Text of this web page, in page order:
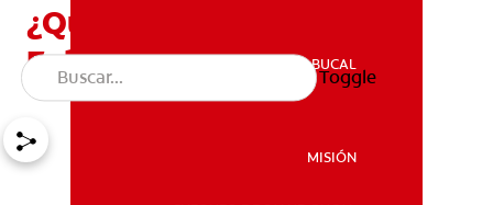
SALUD BUCAL
SALUD BUCAL
MISIÓN
Toggle
¿Qué Puede Hacer Si Le
Faltan Dientes?